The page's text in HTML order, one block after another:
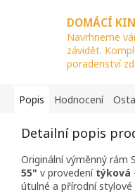
DOMÁCÍ
Navrhneme
závidět.
poradenství
Popis Hodnocení
Detailní popis
Originální výměnný rám
55" v provedení týková
útulné a přírodní